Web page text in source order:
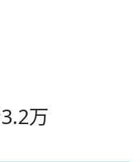
万